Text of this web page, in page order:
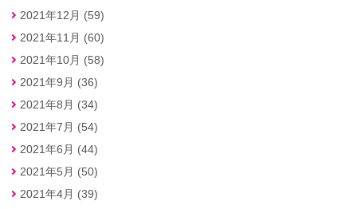
2021年12月 (59)
2021年11月 (60)
2021年10月 (58)
2021年9月 (36)
2021年8月 (34)
2021年7月 (54)
2021年6月 (44)
2021年5月 (50)
2021年4月 (39)